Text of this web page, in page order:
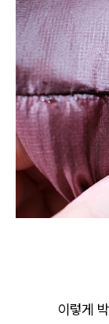
이렇게